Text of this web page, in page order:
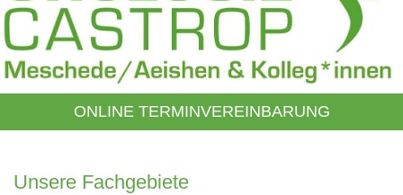
ONLINE TERMINVEREINBARUNG
Unsere Fachgebiete